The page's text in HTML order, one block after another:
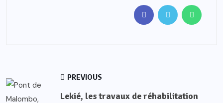
PREVIOUS
Lekié, les travaux de réhabilitation